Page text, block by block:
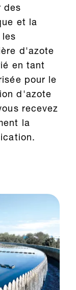
des
et la
les
d'azote
en tant
pour le
d'azote
recevez
la